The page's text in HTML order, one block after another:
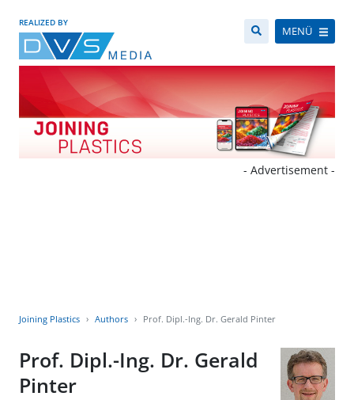
REALIZED BY
MENÜ
- Advertisement -
Joining Plastics Authors Prof. Dipl.-Ing. Dr. Gerald Pinter
Prof. Dipl.-Ing. Dr. Gerald
Pinter